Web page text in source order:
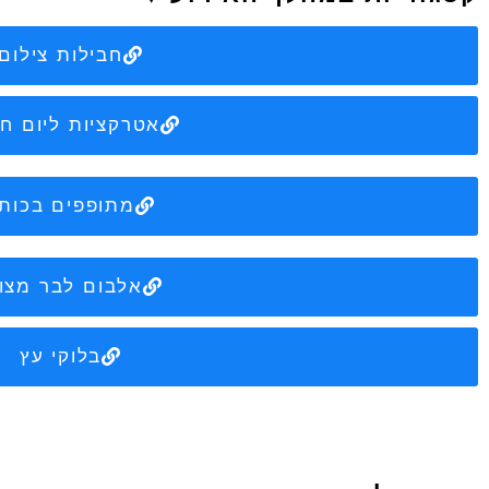
חבילות צילום
אטרקציות ליום
מתופפים
אלבום לבר
בלוקי עץ